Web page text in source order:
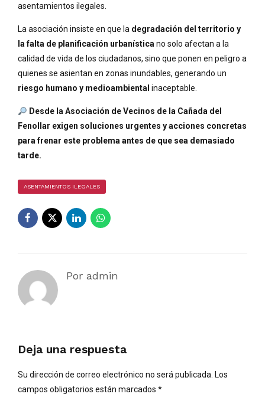
asentamientos ilegales.
La asociación insiste en que la degradación del territorio y
la falta de planificación urbanísticano solo afectan a la
calidad de vida de los ciudadanos, sino que ponen en peligro a
quienes se asientan en zonas inundables, generando un
riesgo humano y medioambiental inaceptable.
Desde la Asociación de Vecinos de la Cañada del
Fenollar exigen soluciones urgentes y acciones concretas
para frenar este problema antes de que sea demasiado
tarde.
ASENTAMIENTOS ILEGALES
Por admin
Deja una respuesta
Su dirección de correo electrónico no será publicada. Los
campos obligatorios están marcados *